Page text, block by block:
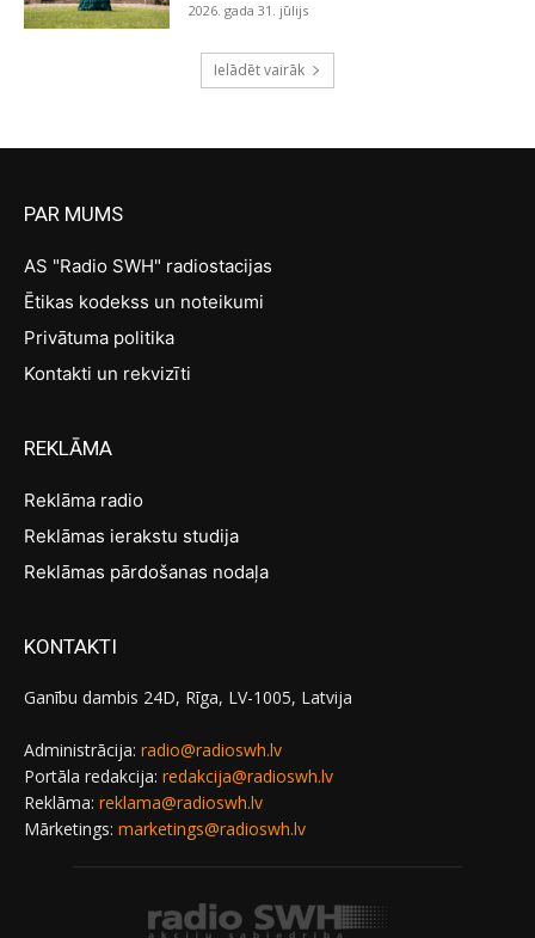
2026. gada 31. jūlijs
Ielādēt vairāk
PAR MUMS
AS "Radio SWH" radiostacijas
Ētikas kodekss un noteikumi
Privātuma politika
Kontakti un rekvizīti
REKLĀMA
Reklāma radio
Reklāmas ierakstu studija
Reklāmas pārdošanas nodaļa
KONTAKTI
Ganību dambis 24D, Rīga, LV-1005, Latvija
Administrācija: radio@radioswh.lv
Portāla redakcija: redakcija@radioswh.lv
Reklāma: reklama@radioswh.lv
Mārketings: marketings@radioswh.lv